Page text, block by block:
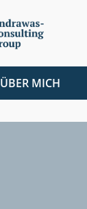
ÜBER MICH